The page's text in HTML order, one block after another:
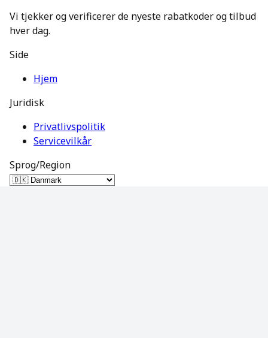
Vi tjekker og verificerer de nyeste rabatkoder og tilbud
hver dag.
Side
Hjem
Juridisk
Privatlivspolitik
Servicevilkår
Sprog/Region